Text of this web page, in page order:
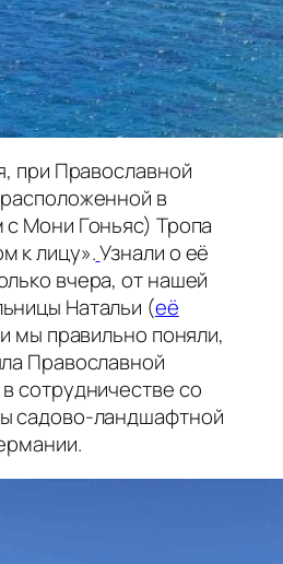
при Православной
в
Мони Гоньяс) Тропа
к лицу».Узнали о её
вчера, от нашей
Натальи (её
мы правильно поняли,
Православной
сотрудничестве со
садово-ландшафтной